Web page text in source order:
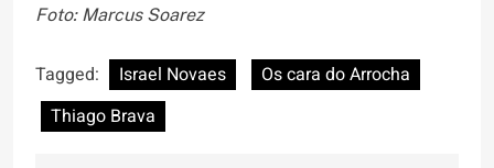
Foto: Marcus Soarez
Tagged: Israel Novaes
Os cara do Arrocha
Thiago Brava